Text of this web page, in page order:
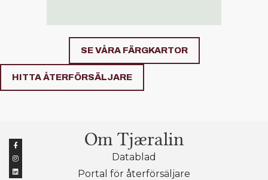
SE VÅRA FÄRGKARTOR
HITTA ÅTERFÖRSÄLJARE
Om Tjæralin
Datablad
Portal för återförsäljare